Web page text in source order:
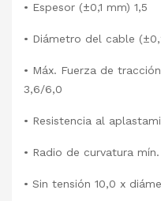
• Espesor (±0,1 mm) 1,5
• Diámetro del cable
• Máx. Fuerza de
3,6/6,0
• Resistencia al
• Radio de curvatura mín.
• Sin tensión 10,0 x